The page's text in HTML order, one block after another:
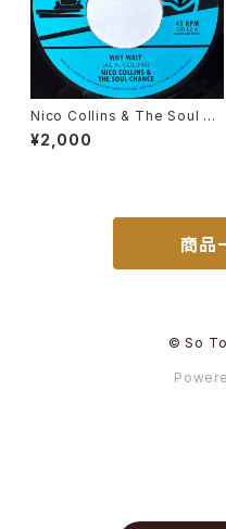
Nico Collins & The Soul Ch
ance / Why Wait
¥2,000
商品
© So